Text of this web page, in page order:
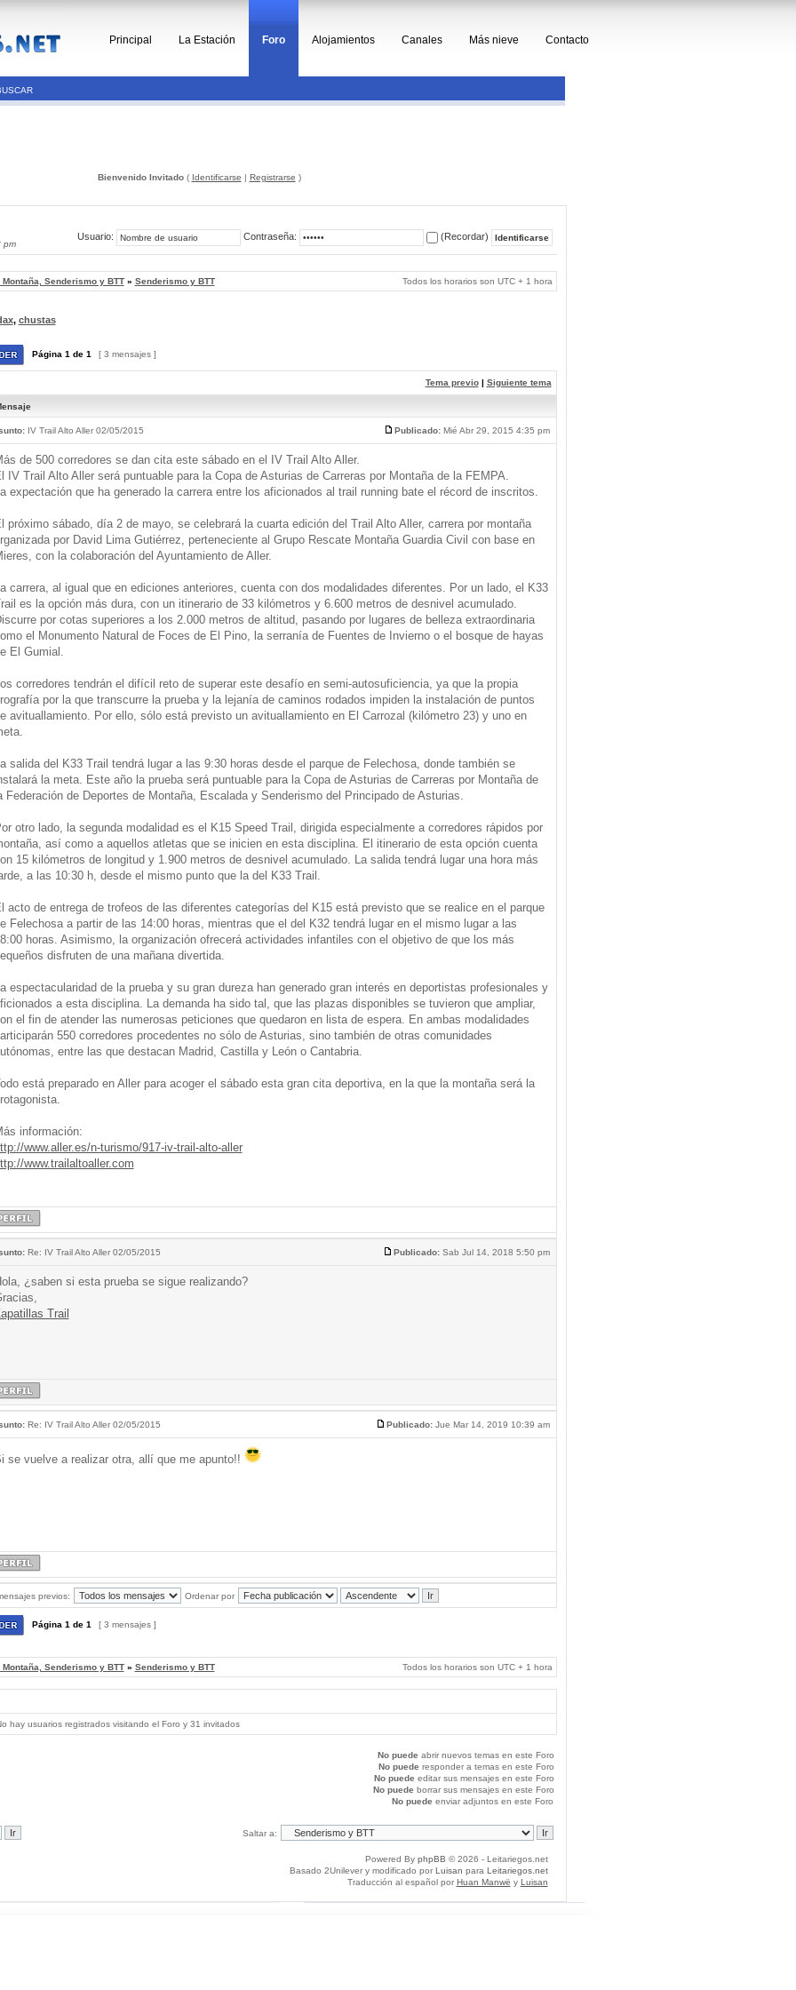
Principal La Estación Foro Alojamientos Canales Más nieve Contacto
Bienvenido Invitado( Identificarse | Registrarse )
pm
Usuario: Contraseña: (Recordar)
Senderismo y BTT» Senderismo y BTT Todos los horarios son UTC + 1 hora
, chustas
Página 1 de 1 [ 3 mensajes ]
Tema previo| Siguiente tema
IV Trail Alto Aller 02/05/2015 Publicado:Mié Abr 29, 2015 4:35 pm
de 500 corredores se dan cita este sábado en el IV Trail Alto Aller.
IV Trail Alto Aller será puntuable para la Copa de Asturias de Carreras por Montaña de la FEMPA.
expectación que ha generado la carrera entre los aficionados al trail running bate el récord de inscritos.
próximo sábado, día 2 de mayo, se celebrará la cuarta edición del Trail Alto Aller, carrera por montaña
por David Lima Gutiérrez, perteneciente al Grupo Rescate Montaña Guardia Civil con base en
con la colaboración del Ayuntamiento de Aller.
carrera, al igual que en ediciones anteriores, cuenta con dos modalidades diferentes. Por un lado, el K33
es la opción más dura, con un itinerario de 33 kilómetros y 6.600 metros de desnivel acumulado.
por cotas superiores a los 2.000 metros de altitud, pasando por lugares de belleza extraordinaria
el Monumento Natural de Foces de El Pino, la serranía de Fuentes de Invierno o el bosque de hayas
El Gumial.
corredores tendrán el difícil reto de superar este desafío en semi-autosuficiencia, ya que la propia
por la que transcurre la prueba y la lejanía de caminos rodados impiden la instalación de puntos
avituallamiento. Por ello, sólo está previsto un avituallamiento en El Carrozal (kilómetro 23) y uno en
salida del K33 Trail tendrá lugar a las 9:30 horas desde el parque de Felechosa, donde también se
la meta. Este año la prueba será puntuable para la Copa de Asturias de Carreras por Montaña de
Federación de Deportes de Montaña, Escalada y Senderismo del Principado de Asturias.
otro lado, la segunda modalidad es el K15 Speed Trail, dirigida especialmente a corredores rápidos por
así como a aquellos atletas que se inicien en esta disciplina. El itinerario de esta opción cuenta
15 kilómetros de longitud y 1.900 metros de desnivel acumulado. La salida tendrá lugar una hora más
a las 10:30 h, desde el mismo punto que la del K33 Trail.
acto de entrega de trofeos de las diferentes categorías del K15 está previsto que se realice en el parque
Felechosa a partir de las 14:00 horas, mientras que el del K32 tendrá lugar en el mismo lugar a las
horas. Asimismo, la organización ofrecerá actividades infantiles con el objetivo de que los más
disfruten de una mañana divertida.
espectacularidad de la prueba y su gran dureza han generado gran interés en deportistas profesionales y
a esta disciplina. La demanda ha sido tal, que las plazas disponibles se tuvieron que ampliar,
el fin de atender las numerosas peticiones que quedaron en lista de espera. En ambas modalidades
550 corredores procedentes no sólo de Asturias, sino también de otras comunidades
entre las que destacan Madrid, Castilla y León o Cantabria.
está preparado en Aller para acoger el sábado esta gran cita deportiva, en la que la montaña será la
información:
www.aller.es/n-turismo/917-iv-trail-alto-aller
www.trailaltoaller.com
Re: IV Trail Alto Aller 02/05/2015 Publicado:Sab Jul 14, 2018 5:50 pm
¿saben si esta prueba se sigue realizando?
Trail
Re: IV Trail Alto Aller 02/05/2015 Publicado:Jue Mar 14, 2019 10:39 am
se vuelve a realizar otra, allí que me apunto!!
previos: Ordenar por
Página 1 de 1 [ 3 mensajes ]
Senderismo y BTT» Senderismo y BTT Todos los horarios son UTC + 1 hora
hay usuarios registrados visitando el Foro y 31 invitados
No puede abrir nuevos temas en este Foro
No puede responder a temas en este Foro
No puede editar sus mensajes en este Foro
No puede borrar sus mensajes en este Foro
No puede enviar adjuntos en este Foro
Saltar a:
Powered By phpBB © 2026 - Leitariegos.net
Basado 2Unilever y modificado por Luisan para Leitariegos.net
Traducción al español por Huan Manwë y Luisan